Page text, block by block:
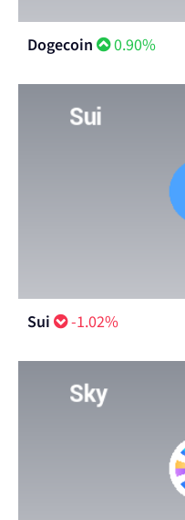
Dogecoin 0.90%
Sui -1.02%